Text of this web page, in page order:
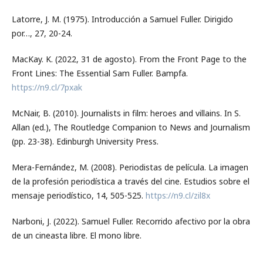
Latorre, J. M. (1975). Introducción a Samuel Fuller. Dirigido
por…, 27, 20-24.
MacKay. K. (2022, 31 de agosto). From the Front Page to the
Front Lines: The Essential Sam Fuller. Bampfa.
https://n9.cl/7pxak
McNair, B. (2010). Journalists in film: heroes and villains. In S.
Allan (ed.), The Routledge Companion to News and Journalism
(pp. 23-38). Edinburgh University Press.
Mera-Fernández, M. (2008). Periodistas de película. La imagen
de la profesión periodística a través del cine. Estudios sobre el
mensaje periodístico, 14, 505-525. https://n9.cl/zil8x
Narboni, J. (2022). Samuel Fuller. Recorrido afectivo por la obra
de un cineasta libre. El mono libre.